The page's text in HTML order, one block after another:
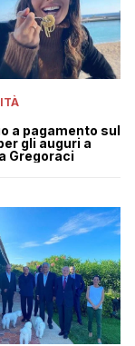
a pagamento sul
gli auguri a
Gregoraci